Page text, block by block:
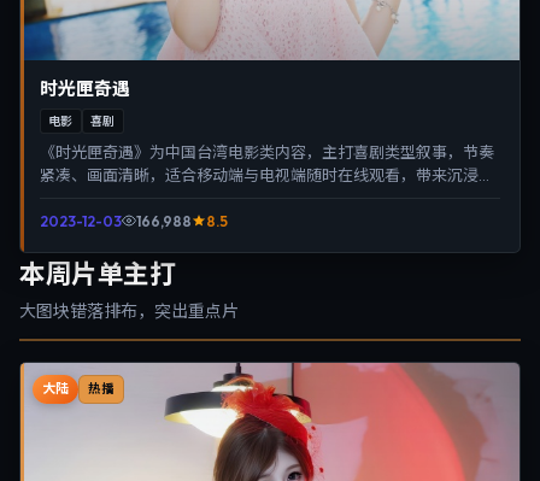
时光匣奇遇
电影 喜剧
《时光匣奇遇》为中国台湾电影类内容，主打喜剧类型叙事，节奏
紧凑、画面清晰，适合移动端与电视端随时在线观看，带来沉浸式
2023-12-03 166,988 8.5
本周片单主打
大图块错落排布，突出重点片
大陆 热播